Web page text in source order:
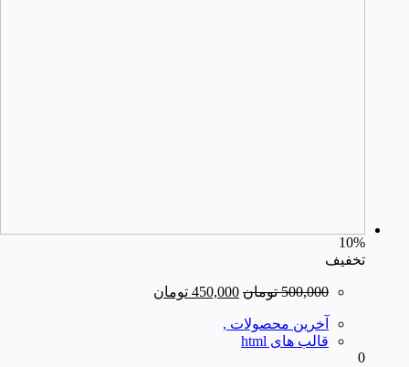
10%
تخفیف
500,000 تومان قیمت
450,000 تومان
آخرین محصولات ,
قالب های html
0